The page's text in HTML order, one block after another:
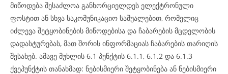
მიწოდება შესაძლოა განხორციელდეს ელექტრონული
ფოსტით ან სხვა საკომუნიკაციო საშუალებით, რომელიც
იძლევა შეტყობინების მიწოდებისა და ჩაბარების მცდელობის
დადასტურებას, მათ შორის ინფორმაციას ჩაბარების თარიღის
შესახებ. ამავე მუხლის 6.1 პუნქტის 6.1.1, 6.1.2 და 6.1.3
ქვეპუნქტის თანახმად: ნებისმიერი შეტყობინება ან ნებისმიერი